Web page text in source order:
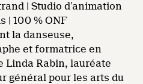
| Studio d’animation
| 100 % ONF
la danseuse,
et formatrice en
Linda Rabin, lauréate
général pour les arts du